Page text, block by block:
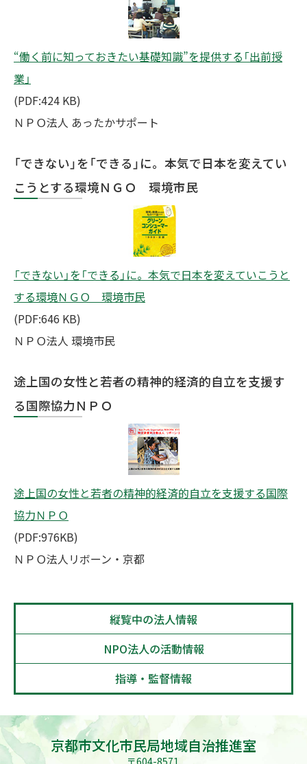
“働く前に知っておきたい基礎知識”を提供する「出前授
業」
(PDF:424 KB)
ＮＰＯ法人 あったかサポート
「できない」を「できる」に。本気で日本を変えてい
こうとする環境ＮＧＯ 環境市民
「できない」を「できる」に。本気で日本を変えていこうと
する環境ＮＧＯ 環境市民
(PDF:646 KB)
ＮＰＯ法人 環境市民
途上国の女性と若者の精神的経済的自立を支援す
る国際協力ＮＰＯ
途上国の女性と若者の精神的経済的自立を支援する国際
協力ＮＰＯ
(PDF:976KB)
ＮＰＯ法人リボーン・京都
縦覧中の法人情報
NPO法人の活動情報
指導・監督情報
京都市文化市民局地域自治推進室